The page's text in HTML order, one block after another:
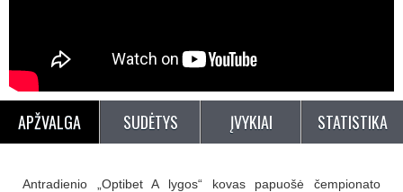
APŽVALGA SUDĖTYS ĮVYKIAI STATISTIKA
Antradienio „Optibet A lygos“ kovas papuošė čempionato